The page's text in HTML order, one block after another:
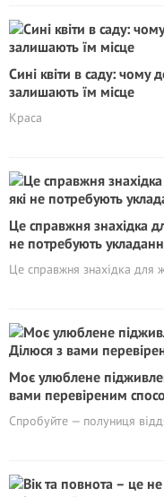
Сині квіти в саду: чому
залишають їм місце
Краса
Це справжня знахідка
не потребують
Це справжня знахідка для
Моє улюблене
вами перевіреним
Спробуйте — полуниця